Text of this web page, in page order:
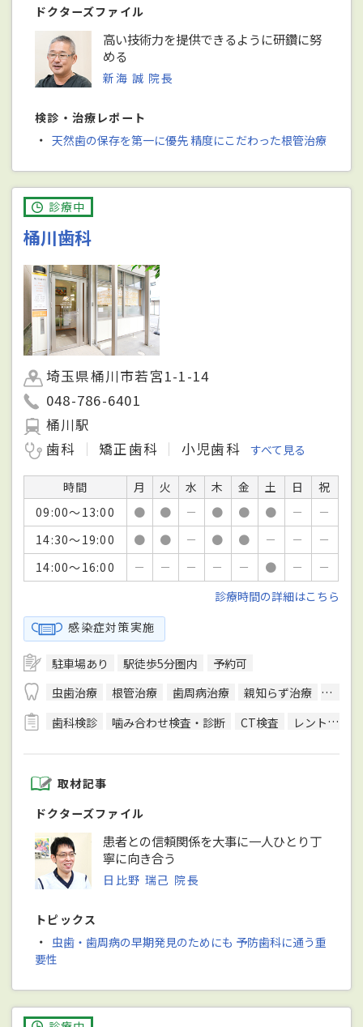
ドクターズファイル
高い技術力を提供できるように研鑽に努
める
新海 誠 院長
検診・治療レポート
・ 天然歯の保存を第一に優先 精度にこだわった根管治療
診療中
桶川歯科
埼玉県桶川市若宮1-1-14
048-786-6401
桶川駅
歯科
矯正歯科 小児歯科 すべて見る
時間 月 火 水 木 金 土 日
祝
09:00～13:00
● ● － ● ● ● －
－
14:30～19:00
● ● － ● ● － －
－
14:00～16:00
－ － － － － ● －
－
診療時間の詳細はこちら
感染症対策実施
駐車場あり 駅徒歩5分圏内
予約可
虫歯治療
根管治療 歯周病治療 親知らず治療
顎関
歯科検診
噛み合わせ検査・診断 CT検査 レントゲン検査
取材記事
ドクターズファイル
患者との信頼関係を大事に一人ひとり丁
寧に向き合う
日比野 瑞己 院長
トピックス
・ 虫歯・歯周病の早期発見のためにも 予防歯科に通う重
要性